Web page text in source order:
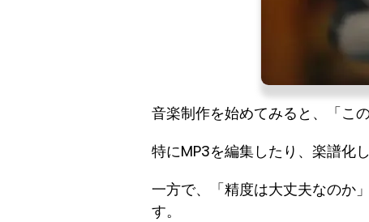
音楽制作を始めてみると、「こ
特にMP3を編集したり、楽譜化
一方で、「精度は大丈夫なのか
す。